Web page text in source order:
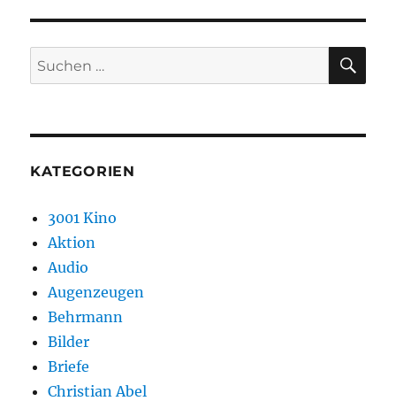
Suchen
nach:
KATEGORIEN
3001 Kino
Aktion
Audio
Augenzeugen
Behrmann
Bilder
Briefe
Christian Abel